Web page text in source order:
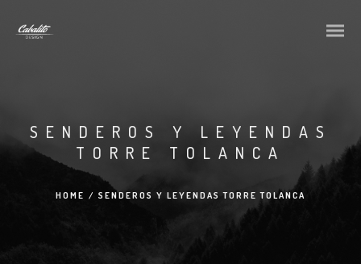
SENDEROS Y LEYENDAS
TORRE TOLANCA
HOME / SENDEROS Y LEYENDAS TORRE TOLANCA